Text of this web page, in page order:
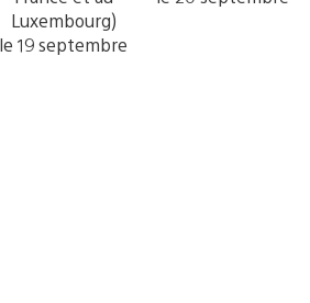
Luxembourg)
le 19 septembre